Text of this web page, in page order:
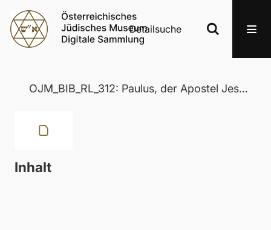
Detailsuche
OJM_BIB_RL_312: Paulus, der Apostel Jesu Christi. Sein Leben und Wirken, seine Briefe und seine Lehre
Inhalt